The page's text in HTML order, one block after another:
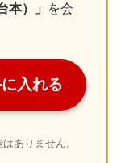
本）」
を会
入れる
ありません。